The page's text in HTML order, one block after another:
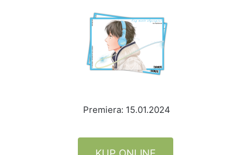
Premiera: 15.01.2024